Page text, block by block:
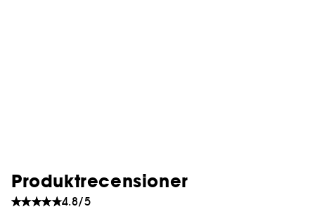
Produktrecensioner
4.8/5